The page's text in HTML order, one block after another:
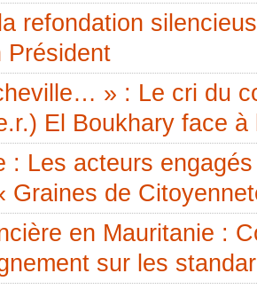
refondation
Président
» : Le cri du
El Boukhary face à
: Les acteurs
Graines de
en Mauritanie :
sur les